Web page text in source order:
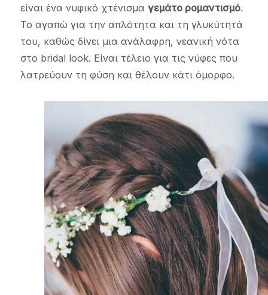
είναι ένα νυφικό χτένισμα γεμάτο ρομαντισμό.
Το αγαπώ για την απλότητα και τη γλυκύτητά
του, καθώς δίνει μια ανάλαφρη, νεανική νότα
στο bridal look. Είναι τέλειο για τις νύφες που
λατρεύουν τη φύση και θέλουν κάτι όμορφο.